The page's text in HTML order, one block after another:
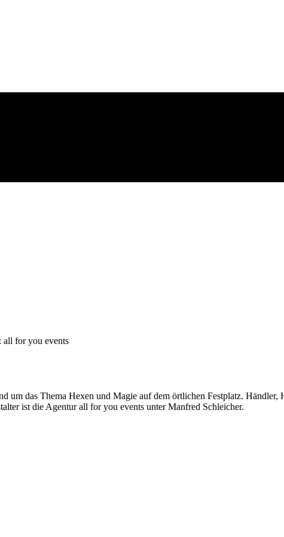
all for you events
um das Thema Hexen und Magie auf dem örtlichen Festplatz.
ist die Agentur all for you events unter Manfred Schleicher.